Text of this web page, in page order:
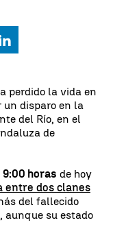
Linkedin
perdido la vida en
disparo en la
del Río, en el
de
9:00 horas de hoy
entre dos clanes
del fallecido
aunque su estado